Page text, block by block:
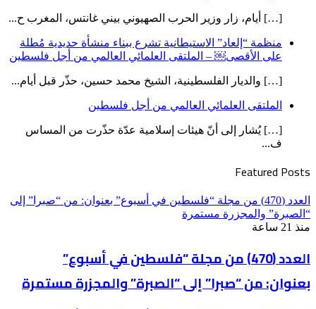
[…] أيام، زار وزير الحرب الصهيوني بيني غانتس، المغرب ح...
منظمة “إلعاد” الاستيطانية تشرع ببناء منشأة حديدية مُطلة
على الأقصى￼ – الملتقى العلمائي العالمي من أجل فلسطين
[…] والديار الفلسطينية، الشيخ محمد حسين، حذّر قبل أيام...
الملتقى العلمائي العالمي من أجل فلسطين
[…] يُشار إلى أنّ هيئات إسلامية عدّة حذّرت من المساس
ف...
Featured Posts
العدد (470) من مجلة “فلسطين في أسبوع” بعنوان: من “صبرا” إلى
“الصبرة” والمجزرة مستمرة
منذ 21 ساعة
العدد (470) من مجلة “فلسطين في أسبوع”
بعنوان: من “صبرا” إلى “الصبرة” والمجزرة مستمرة